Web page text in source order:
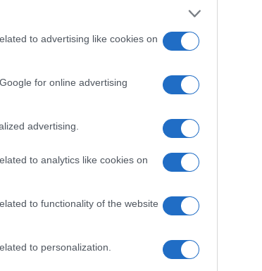
to advertising like cookies on
for online advertising
advertising.
to analytics like cookies on
to functionality of the website
to personalization.
látogatást tett Ománban,
külügyminisztere is azt mondta, hogy
a normalizációs megállapodást
több zsidó élne elkülönülve